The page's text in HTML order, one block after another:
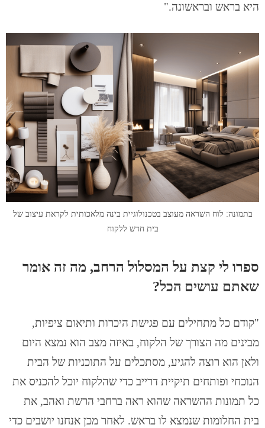
היא בראש ובראשונה."
בתמונה: לוח השראה מעוצב בטכנולוגיית בינה מלאכותית לקראת עיצוב של
בית חדש ללקוח
ספרו לי קצת על המסלול הרחב, מה זה אומר
שאתם עושים הכל?
"קודם כל מתחילים עם פגישת היכרות ותיאום ציפיות,
מבינים מה הצורך של הלקוח, באיזה מצב הוא נמצא היום
ולאן הוא רוצה להגיע, מסתכלים על התוכניות של הבית
הנוכחי ופותחים תיקיית דרייב כדי שהלקוח יוכל להכניס את
כל תמונות ההשראה שהוא ראה ברחבי הרשת ואהב, את
בית החלומות שנמצא לו בראש. לאחר מכן אנחנו יושבים כדי